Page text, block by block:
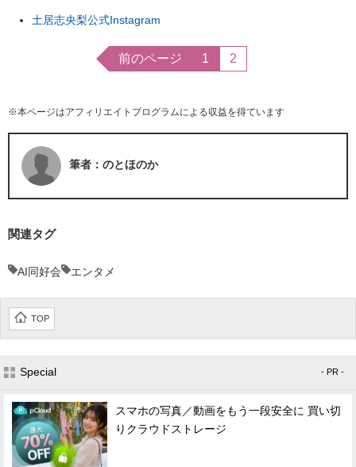
土居志央梨公式Instagram
前のページ 1 2
※本ページはアフィリエイトプログラムによる収益を得ています
筆者：のとほのか
関連タグ
AI同好会 エンタメ
TOP
Special - PR -
スマホの写真／動画をもう一段安全に 買い切
りクラウドストレージ